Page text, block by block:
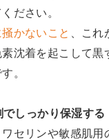
ださい。
かないこと
、こ
沈着を起こして黒
。
しっかり保湿する
セリンや敏感肌用